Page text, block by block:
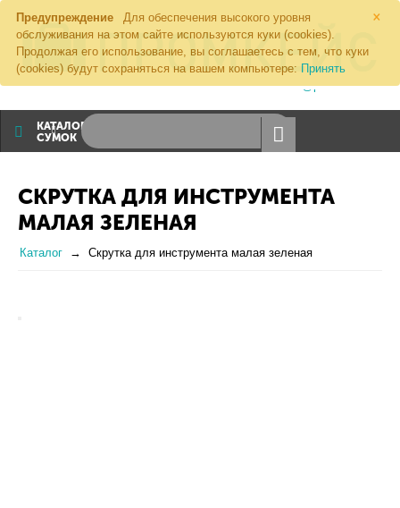
×
Предупреждение
Для обеспечения высокого уровня
обслуживания на этом сайте используются куки (cookies).
Продолжая его использование, вы соглашаетесь с тем, что куки
(cookies) будут сохраняться на вашем компьютере: Принять
8 (800) 1000 274
sales@promkeis.ru
КАТАЛОГ
СУМОК
СКРУТКА ДЛЯ ИНСТРУМЕНТА
МАЛАЯ ЗЕЛЕНАЯ
Каталог Скрутка для инструмента малая зеленая